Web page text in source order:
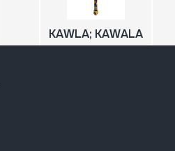
KAWLA; KAWALA